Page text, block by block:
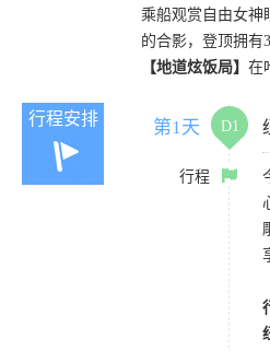
乘船观赏自由女神
的合影，登顶拥有
【地道炫饭局】 在
行程安排 第1天 D1
行程